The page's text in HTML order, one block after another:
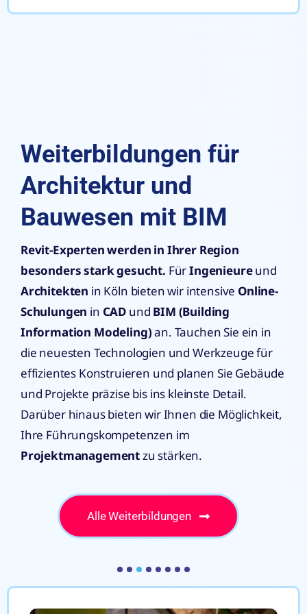
Weiterbildungen für
Architektur und
Bauwesen mit BIM
Revit-Experten werden in Ihrer Region
besonders stark gesucht. FürIngenieureund
Architekten in Köln bieten wir intensive Online-
Schulungen in CAD und BIM (Building
Information Modeling)an. Tauchen Sie ein in
die neuesten Technologien und Werkzeuge für
effizientes Konstruieren und planen Sie Gebäude
und Projekte präzise bis ins kleinste Detail.
Darüber hinaus bieten wir Ihnen die Möglichkeit,
Ihre Führungskompetenzen im
Projektmanagementzu stärken.
Alle Weiterbildungen